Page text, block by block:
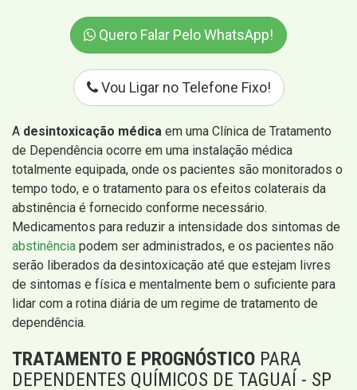
Quero Falar Pelo WhatsApp!
Vou Ligar no Telefone Fixo!
A desintoxicação médica em uma Clínica de Tratamento
de Dependência ocorre em uma instalação médica
totalmente equipada, onde os pacientes são monitorados o
tempo todo, e o tratamento para os efeitos colaterais da
abstinência é fornecido conforme necessário.
Medicamentos para reduzir a intensidade dos sintomas de
abstinência podem ser administrados, e os pacientes não
serão liberados da desintoxicação até que estejam livres
de sintomas e física e mentalmente bem o suficiente para
lidar com a rotina diária de um regime de tratamento de
dependência.
TRATAMENTO E PROGNÓSTICO PARA
DEPENDENTES QUÍMICOS DE TAGUAÍ - SP